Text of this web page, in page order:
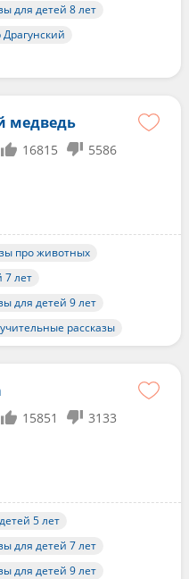
для детей 8 лет
Драгунский
медведь
16815
5586
про животных
7 лет
для детей 9 лет
рассказы
15851
3133
5 лет
для детей 7 лет
для детей 9 лет